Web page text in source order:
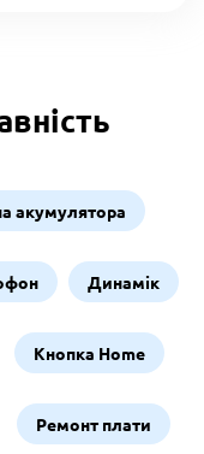
акумулятора
Динамік
Кнопка Home
Ремонт плати